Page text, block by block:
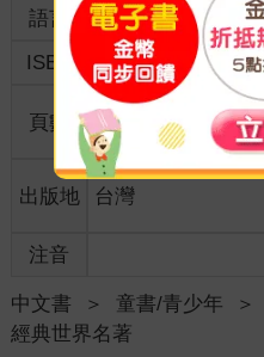
語言 中文繁體
ISBN
9786263737280
頁數 144
出版地 台灣
注音
中文書 ＞ 童書/青少年 ＞
經典世界名著